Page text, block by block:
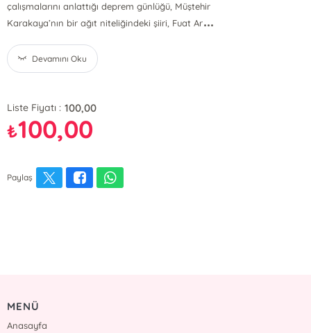
çalışmalarını anlattığı deprem günlüğü, Müştehir
Karakaya’nın bir ağıt niteliğindeki şiiri, Fuat Ar...
Devamını Oku
Liste Fiyatı : 100,00
₺100,00
Paylaş
MENÜ
Anasayfa